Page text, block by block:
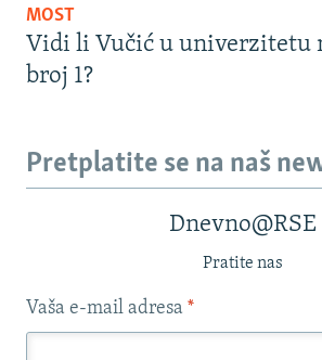
MOST
Vidi li Vučić u univerzitetu
broj 1?
Pretplatite se na naš
Dnevno@RSE
Pratite nas
Vaša e-mail adresa *